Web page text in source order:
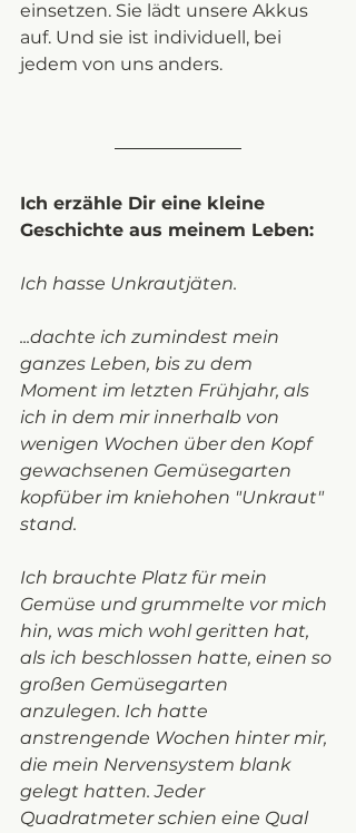
einsetzen. Sie lädt unsere Akkus
auf. Und sie ist individuell, bei
jedem von uns anders.
Ich erzähle Dir eine kleine
Geschichte aus meinem Leben:
Ich hasse Unkrautjäten.
...dachte ich zumindest mein
ganzes Leben, bis zu dem
Moment im letzten Frühjahr, als
ich in dem mir innerhalb von
wenigen Wochen über den Kopf
gewachsenen Gemüsegarten
kopfüber im kniehohen "Unkraut"
stand.
Ich brauchte Platz für mein
Gemüse und grummelte vor mich
hin, was mich wohl geritten hat,
als ich beschlossen hatte, einen so
großen Gemüsegarten
anzulegen. Ich hatte
anstrengende Wochen hinter mir,
die mein Nervensystem blank
gelegt hatten. Jeder
Quadratmeter schien eine Qual